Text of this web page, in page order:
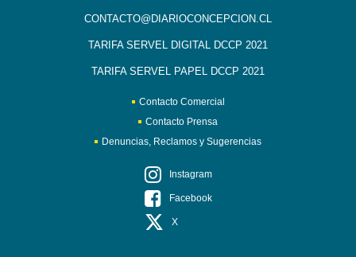
CONTACTO@DIARIOCONCEPCION.CL
TARIFA SERVEL DIGITAL DCCP 2021
TARIFA SERVEL PAPEL DCCP 2021
Contacto Comercial
Contacto Prensa
Denuncias, Reclamos y Sugerencias
Instagram
Facebook
X